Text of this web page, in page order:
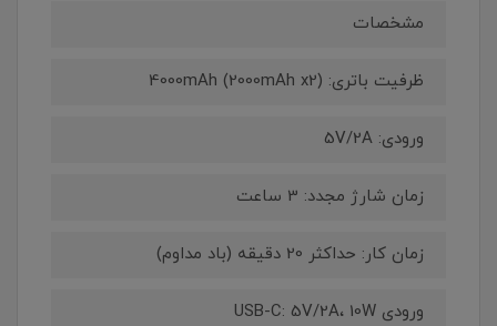
مشخصات
ظرفیت باتری: 4000mAh (2000mAh x2)
ورودی: 5V/2A
زمان شارژ مجدد: 3 ساعت
زمان کار: حداکثر 20 دقیقه (باد مداوم)
ورودی USB-C: 5V/2A، 10W